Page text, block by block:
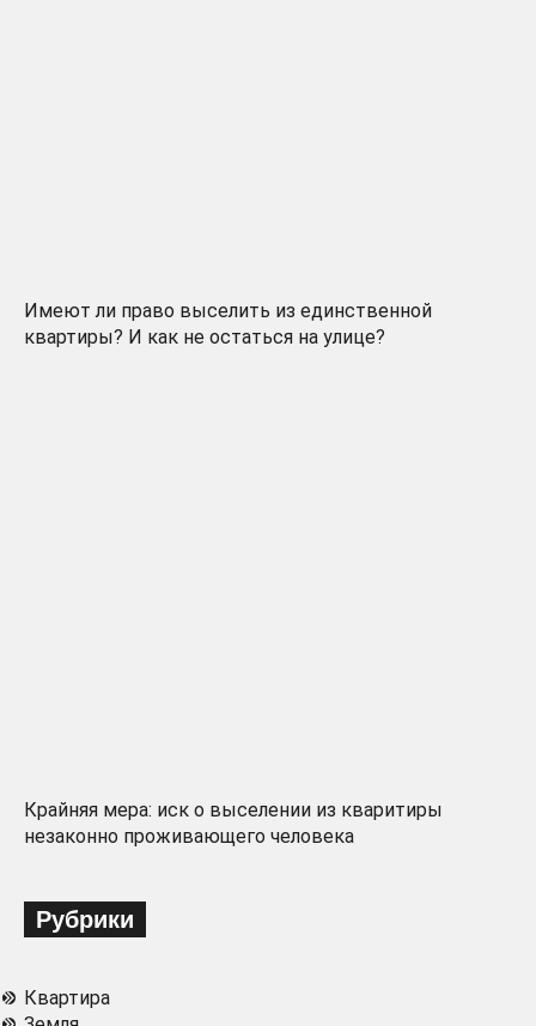
Имеют ли право выселить из единственной
квартиры? И как не остаться на улице?
Крайняя мера: иск о выселении из кваритиры
незаконно проживающего человека
Рубрики
Квартира